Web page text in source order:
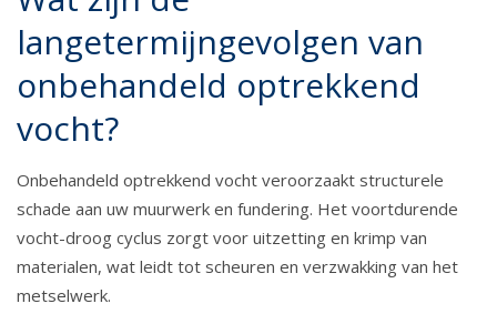
langetermijngevolgen van
onbehandeld optrekkend
vocht?
Onbehandeld optrekkend vocht veroorzaakt structurele
schade aan uw muurwerk en fundering. Het voortdurende
vocht-droog cyclus zorgt voor uitzetting en krimp van
materialen, wat leidt tot scheuren en verzwakking van het
metselwerk.